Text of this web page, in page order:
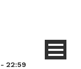
- 22:59